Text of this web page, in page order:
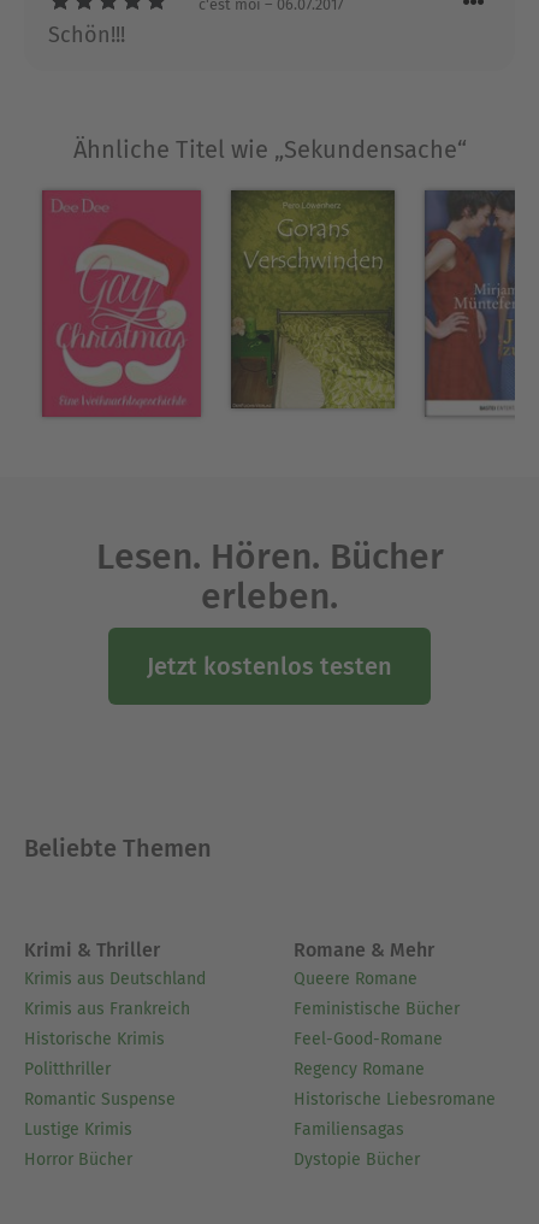
Ausblenden
c'est moi – 06.07.2017
Schön!!!
Ähnliche Titel wie „Sekundensache“
Lesen. Hören. Bücher
erleben.
Jetzt kostenlos testen
Beliebte Themen
Krimi & Thriller
Krimis aus Deutschland
Krimis aus Frankreich
Historische Krimis
Politthriller
Romantic Suspense
Lustige Krimis
Horror Bücher
Romane & Mehr
Queere Romane
Feministische Bücher
Feel-Good-Romane
Regency Romane
Historische Liebesromane
Familiensagas
Dystopie Bücher